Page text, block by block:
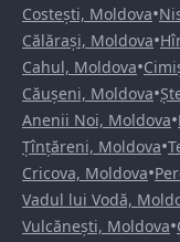
Costești, Moldova•
Călărași, Moldova•
Cahul, Moldova•
Căușeni, Moldova•
Anenii Noi, Moldova•
Țînțăreni, Moldova•
Cricova, Moldova•
Vadul lui Vodă,
Vulcănești, Moldova•